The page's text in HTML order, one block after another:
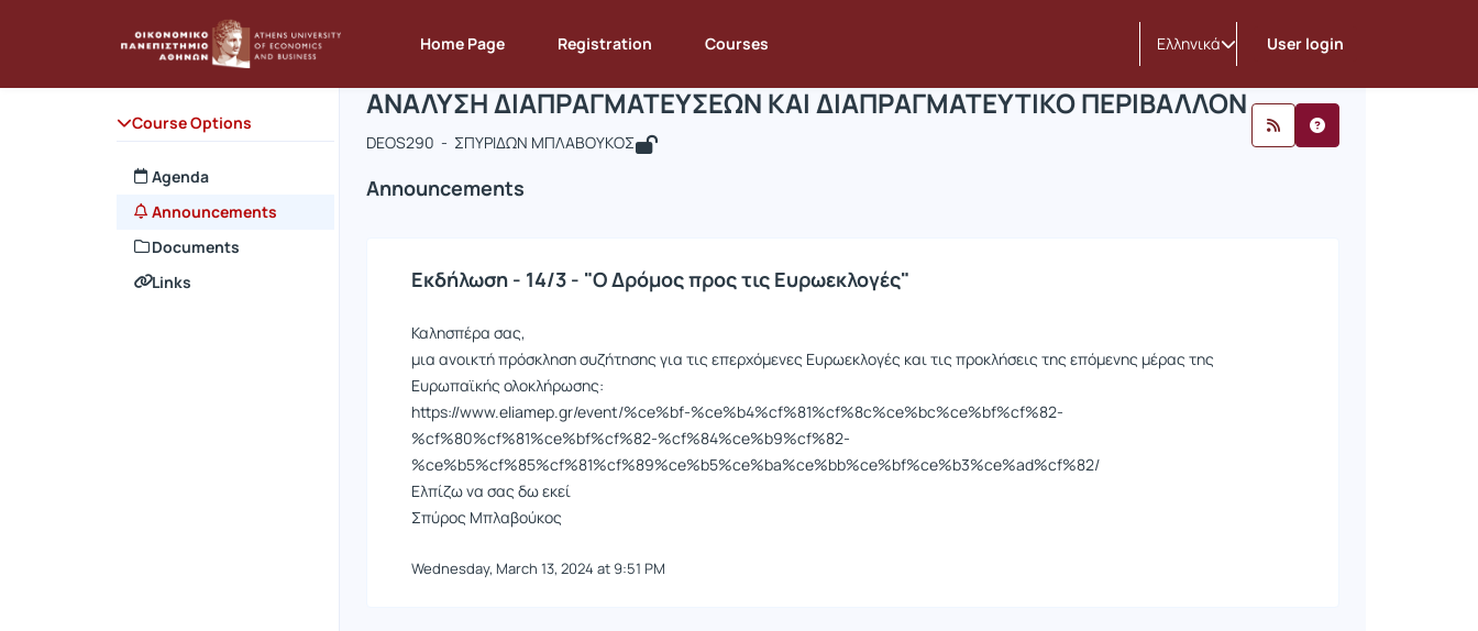
Home Page Registration Courses Ελληνικά User login
Course Options
Agenda
Announcements
Documents
Links
Αρχική Σελίδα ΑΝΑΛΥΣΗ ΔΙΑΠΡΑΓΜΑΤΕΥΣΕΩΝ ΚΑΙ ΔΙΑΠΡΑΓΜΑΤΕΥΤΙΚΟ ΠΕ... Announcements
Course : ΑΝΑΛΥΣΗ ΔΙΑΠΡΑΓΜΑΤΕΥΣΕΩΝ ΚΑΙ ΔΙΑΠΡΑΓΜΑΤΕΥΤΙΚΟ ΠΕΡΙΒΑΛΛΟΝ
Course code : DEOS290
ΑΝΑΛΥΣΗ ΔΙΑΠΡΑΓΜΑΤΕΥΣΕΩΝ ΚΑΙ ΔΙΑΠΡΑΓΜΑΤΕΥΤΙΚΟ ΠΕΡΙΒΑΛΛΟΝ
DEOS290 - ΣΠΥΡΙΔΩΝ ΜΠΛΑΒΟΥΚΟΣ
Announcements
Εκδήλωση - 14/3 - "Ο Δρόμος προς τις Ευρωεκλογές"
Καλησπέρα σας,
μια ανοικτή πρόσκληση συζήτησης για τις επερχόμενες Ευρωεκλογές και τις προκλήσεις της επόμενης μέρας της
Ευρωπαϊκής ολοκλήρωσης:
https://www.eliamep.gr/event/%ce%bf-%ce%b4%cf%81%cf%8c%ce%bc%ce%bf%cf%82-
%cf%80%cf%81%ce%bf%cf%82-%cf%84%ce%b9%cf%82-
%ce%b5%cf%85%cf%81%cf%89%ce%b5%ce%ba%ce%bb%ce%bf%ce%b3%ce%ad%cf%82/
Ελπίζω να σας δω εκεί
Σπύρος Μπλαβούκος
Wednesday, March 13, 2024 at 9:51 PM